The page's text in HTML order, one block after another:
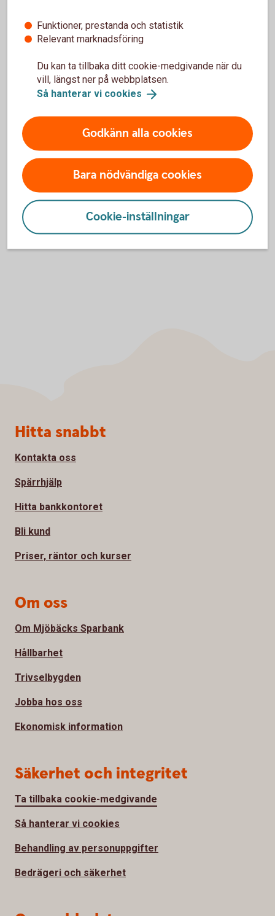
arbetsgivaren intygar fullt arbetsför för de anställda.
Försäkringsskyddet börjar då gälla från och med dagen
För att se detta innehåll behöver du först
godkänna cookies för Funktioner, prestanda
Inställningar för cookies
Funktioner, prestanda och statistik
Relevant marknadsföring
Du kan ta tillbaka ditt cookie-medgivande när du
vill, längst ner på webbplatsen.
Så hanterar vi cookies
Godkänn alla cookies
Bara nödvändiga cookies
Cookie-inställningar
Sidfot
Hitta snabbt
Kontakta oss
Spärrhjälp
Hitta bankkontoret
Bli kund
Priser, räntor och kurser
Om oss
Om Mjöbäcks Sparbank
Hållbarhet
Trivselbygden
Jobba hos oss
Ekonomisk information
Säkerhet och integritet
Ta tillbaka cookie-medgivande
Så hanterar vi cookies
Behandling av personuppgifter
Bedrägeri och säkerhet